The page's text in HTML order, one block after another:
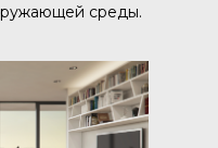
среды.